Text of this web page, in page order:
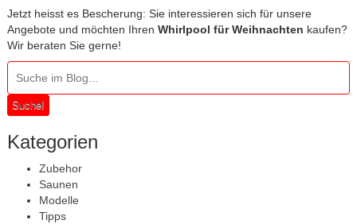
Jetzt heisst es Bescherung: Sie interessieren sich für unsere
Angebote und möchten Ihren Whirlpool für Weihnachten kaufen?
Wir beraten Sie gerne!
Suche!
Kategorien
Zubehor
Saunen
Modelle
Tipps